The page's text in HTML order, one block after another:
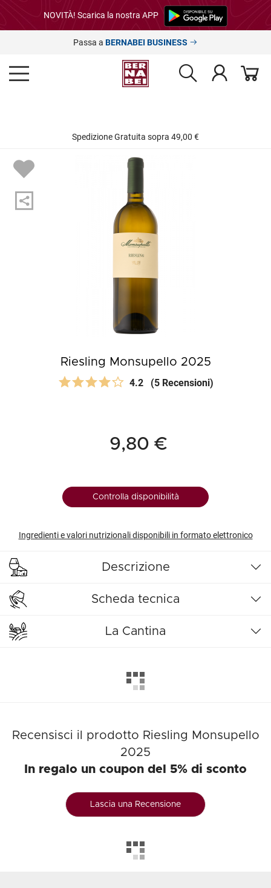
NOVITÀ! Scarica la nostra APP
Passa a BERNABEI BUSINESS
Spedizione Gratuita sopra 49,00 €
Riesling Monsupello 2025
4.2 (5 Recensioni)
9,80 €
Controlla disponibilità
Ingredienti e valori nutrizionali disponibili in formato elettronico
Descrizione
Scheda tecnica
La Cantina
Recensisci il prodotto Riesling Monsupello
2025
In regalo un coupon del 5% di sconto
Lascia una Recensione